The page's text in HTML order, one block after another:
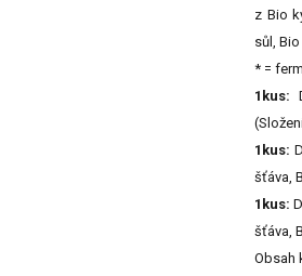
z Bio
sůl,
* =
1kus:
1kus:
šťáva,
1kus:
šťáva,
Obsah